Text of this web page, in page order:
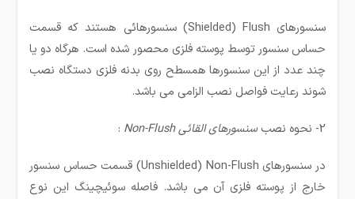
سنسورهای Shielded) Flush) سنسورهائی هستند که قسمت
حساس سنسور توسط پوسته فلزی محصور شده است. هرگاه دو یا
چند عدد از این سنسورها همسطح روی بدنه فلزی دستگاه نصب
شوند رعایت فواصل نصب الزامی می باشد.
2- نحوه نصب سنسورهای القائیNon-Flush
:
در سنسورهای Unshielded) Non-Flush) قسمت حساس سنسور
خارج از پوسته فلزی آن می باشد. فاصله سوئیچینگ این نوع